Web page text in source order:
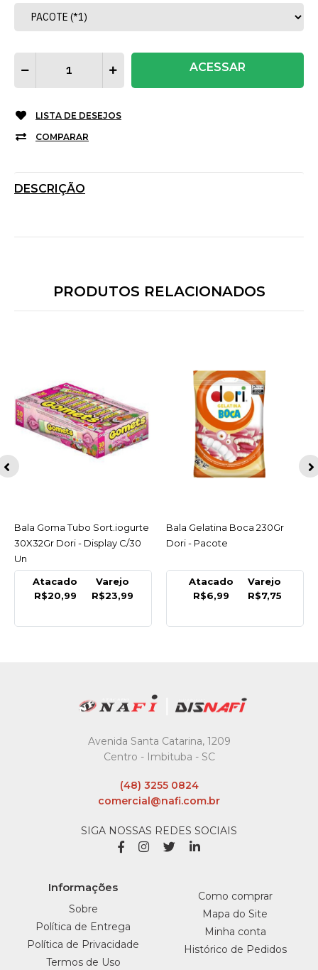
ACESSAR
LISTA DE DESEJOS
COMPARAR
DESCRIÇÃO
PRODUTOS RELACIONADOS
ACESSAR
Bala Goma Tubo Sort.iogurte
30X32Gr Dori - Display C/30
Un
Atacado
R$20,99
Varejo
R$23,99
ACESSAR
Bala Gelatina Boca 230Gr
Dori - Pacote
Atacado
R$6,99
Varejo
R$7,75
Avenida Santa Catarina, 1209
Centro - Imbituba - SC
(48) 3255 0824
comercial@nafi.com.br
SIGA NOSSAS REDES SOCIAIS
Informações
Sobre
Política de Entrega
Política de Privacidade
Termos de Uso
Como comprar
Mapa do Site
Minha conta
Histórico de Pedidos